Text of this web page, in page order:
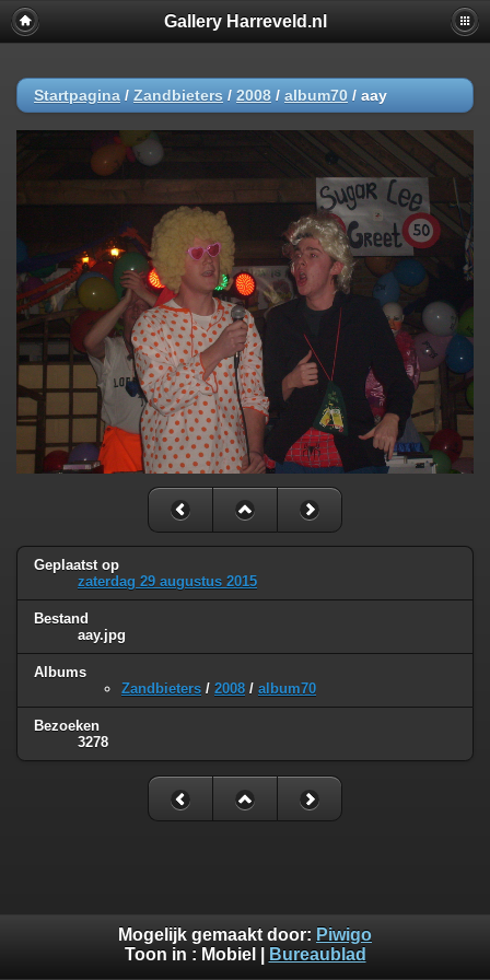
Gallery Harreveld.nl
Startpagina / Zandbieters / 2008 / album70 / aay
Geplaatst op
zaterdag 29 augustus 2015
Bestand
aay.jpg
Albums
Zandbieters / 2008 / album70
Bezoeken
3278
Mogelijk gemaakt door: Piwigo
Toon in : Mobiel Bureaublad